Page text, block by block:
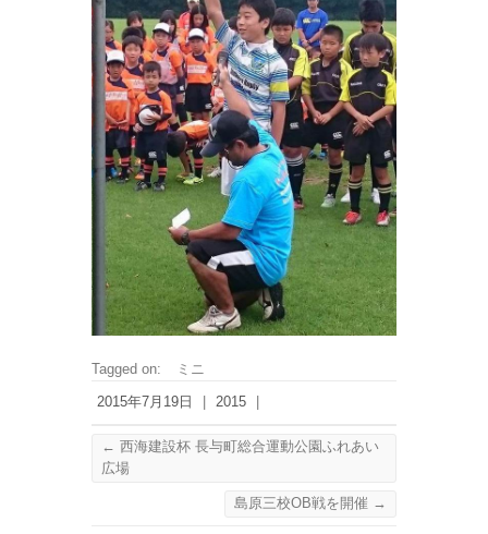
Tagged on:
ミニ
2015年7月19日
2015
← 西海建設杯 長与町総合運動公園ふれあい
広場
島原三校OB戦を開催 →